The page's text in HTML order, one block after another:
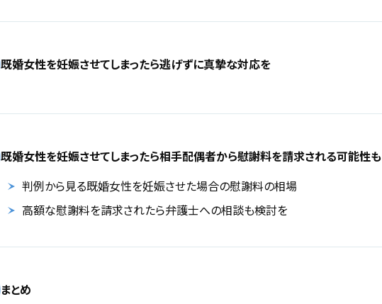
既婚女性を妊娠させてしまったら逃げずに真摯な対応を
既婚女性を妊娠させてしまったら相手配偶者から慰謝料を請求される可能性も
判例から見る既婚女性を妊娠させた場合の慰謝料の相場
高額な慰謝料を請求されたら弁護士への相談も検討を
まとめ